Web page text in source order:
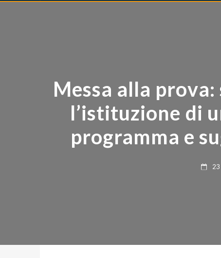
Messa alla prova:
l’istituzione di
programma e